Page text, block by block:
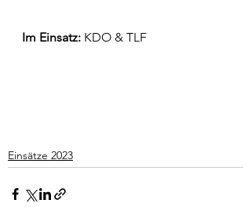
Im Einsatz: KDO & TLF
Einsätze 2023